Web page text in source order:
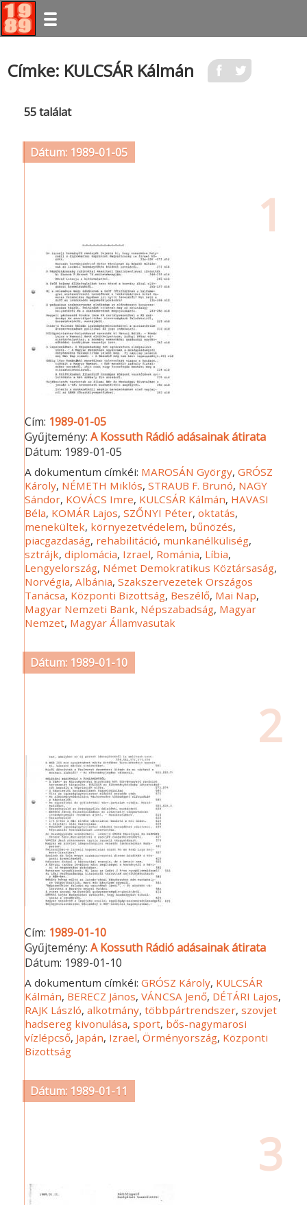
Ugrás
Címke: KULCSÁR Kálmán
55 találat
Dátum: 1989-01-05
1
Cím: 1989-01-05
Gyűjtemény:A Kossuth Rádió adásainak átirata
Dátum: 1989-01-05
A dokumentum címkéi: MAROSÁN György,GRÓSZ
Károly, NÉMETH Miklós,STRAUB F. Brunó, NAGY
Sándor, KOVÁCS Imre, KULCSÁR Kálmán, HAVASI
Béla, KOMÁR Lajos,SZŐNYI Péter,oktatás,
menekültek, környezetvédelem, bűnözés,
piacgazdaság, rehabilitáció, munkanélküliség,
sztrájk,diplomácia, Izrael, Románia, Líbia,
Lengyelország, Német Demokratikus Köztársaság,
Norvégia,Albánia,Szakszervezetek Országos
Tanácsa, Központi Bizottság, Beszélő, Mai Nap,
Magyar Nemzeti Bank, Népszabadság, Magyar
Nemzet, Magyar Államvasutak
Dátum: 1989-01-10
2
Cím: 1989-01-10
Gyűjtemény:A Kossuth Rádió adásainak átirata
Dátum: 1989-01-10
A dokumentum címkéi:GRÓSZ Károly, KULCSÁR
Kálmán, BERECZ János,VÁNCSA Jenő, DÉTÁRI Lajos,
RAJK László,alkotmány,többpártrendszer,szovjet
hadsereg kivonulása,sport, bős-nagymarosi
vízlépcső, Japán, Izrael,Örményország, Központi
Bizottság
Dátum: 1989-01-11
3